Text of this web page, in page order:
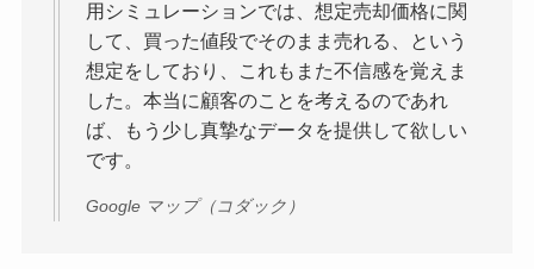
用シミュレーションでは、想定売却価格に関
して、買った値段でそのまま売れる、という
想定をしており、これもまた不信感を覚えま
した。本当に顧客のことを考えるのであれ
ば、もう少し真摯なデータを提供して欲しい
です。
Google マップ（コダック）